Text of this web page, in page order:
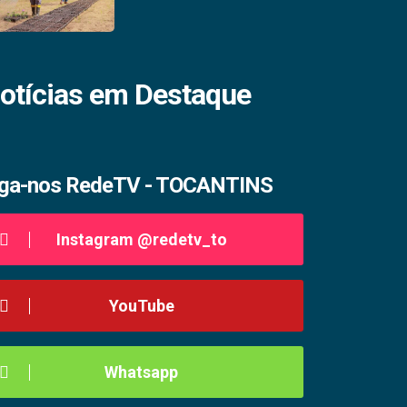
em Destaque
nos RedeTV - TOCANTINS
Instagram @redetv_to
YouTube
Whatsapp